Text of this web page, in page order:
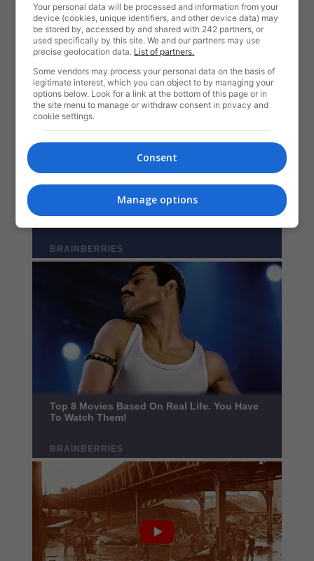
Your personal data will be processed and information from your
device (cookies, unique identifiers, and other device data) may
be stored by, accessed by and shared with 242 partners, or
used specifically by this site. We and our partners may use
precise geolocation data. List of partners.
Some vendors may process your personal data on the basis of
legitimate interest, which you can object to by managing your
options below. Look for a link at the bottom of this page or in
the site menu to manage or withdraw consent in privacy and
cookie settings.
Consent
Manage options